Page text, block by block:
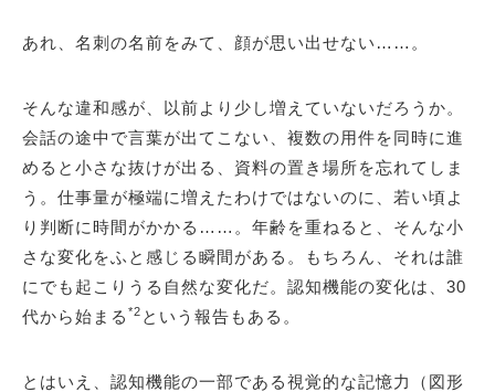
あれ、名刺の名前をみて、顔が思い出せない……。
そんな違和感が、以前より少し増えていないだろうか。
会話の途中で言葉が出てこない、複数の用件を同時に進
めると小さな抜けが出る、資料の置き場所を忘れてしま
う。仕事量が極端に増えたわけではないのに、若い頃よ
り判断に時間がかかる……。年齢を重ねると、そんな小
さな変化をふと感じる瞬間がある。もちろん、それは誰
にでも起こりうる自然な変化だ。認知機能の変化は、30
代から始まる *2 という報告もある。
とはいえ、認知機能の一部である視覚的な記憶力（図形